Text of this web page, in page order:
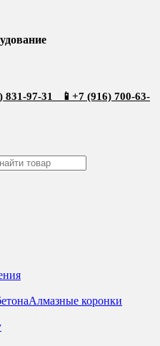
831-97-31 📱 +7 (916) 700-63-
Алмазные коронки